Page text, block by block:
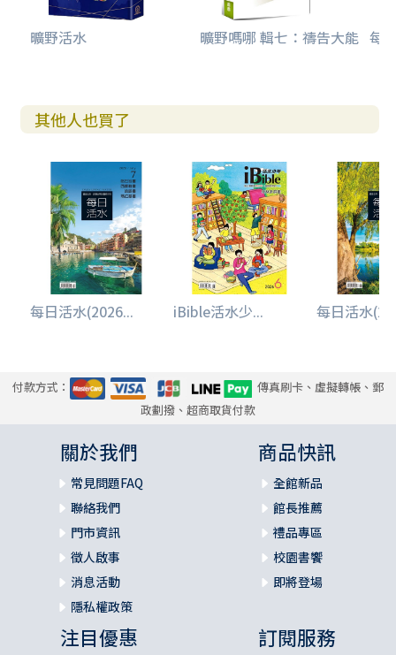
曠野活水 曠野嗎哪 輯七：禱告大能 每
其他人也買了
每日活水(2026... iBible活水少... 每日活水
付款方式：
傳真刷卡、虛擬轉帳、郵
政劃撥、超商取貨付款
關於我們
常見問題FAQ
聯絡我們
門市資訊
徵人啟事
消息活動
隱私權政策
商品快訊
全館新品
館長推薦
禮品專區
校園書饗
即將登場
注目優惠 訂閱服務